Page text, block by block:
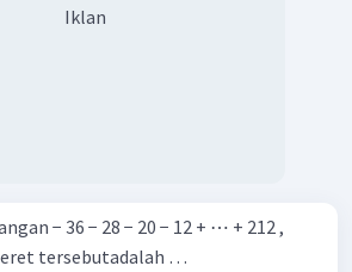
Iklan
− 36 − 28 − 20 − 12 + ⋯ + 212 ,
tersebutadalah …